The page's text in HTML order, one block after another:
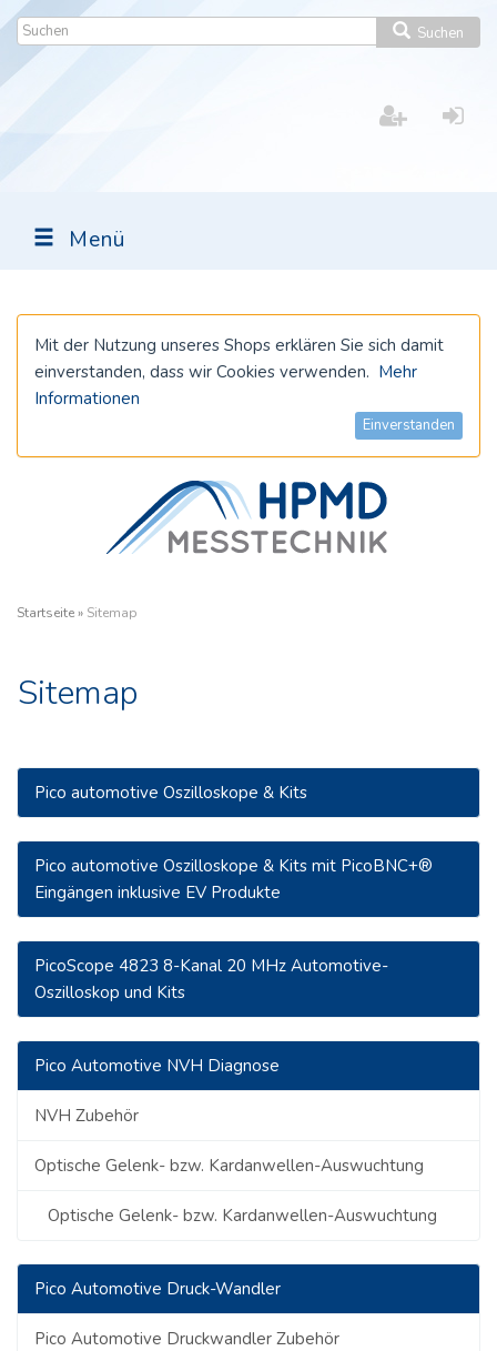
Suchen
Menü
Mit der Nutzung unseres Shops erklären Sie sich damit
einverstanden, dass wir Cookies verwenden. Mehr
Informationen
Einverstanden
Startseite» Sitemap
Sitemap
Pico automotive Oszilloskope & Kits
Pico automotive Oszilloskope & Kits mit PicoBNC+®
Eingängen inklusive EV Produkte
PicoScope 4823 8-Kanal 20 MHz Automotive-
Oszilloskop und Kits
Pico Automotive NVH Diagnose
NVH Zubehör
Optische Gelenk- bzw. Kardanwellen-Auswuchtung
Optische Gelenk- bzw. Kardanwellen-Auswuchtung
Pico Automotive Druck-Wandler
Pico Automotive Druckwandler Zubehör